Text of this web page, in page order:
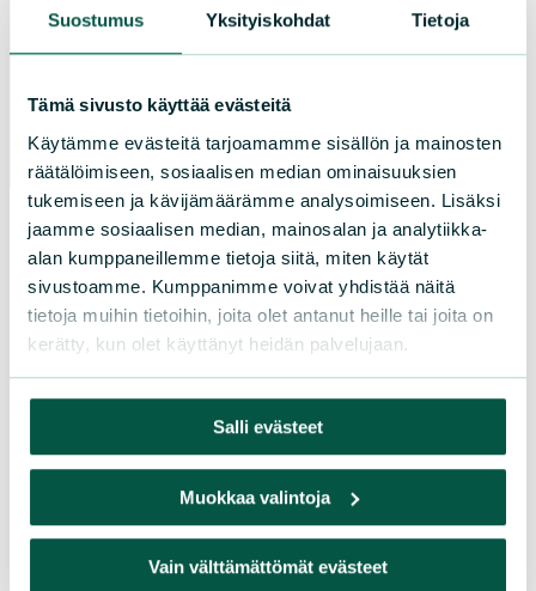
Suostumus Yksityiskohdat Tietoja
Tämä sivusto käyttää evästeitä
Käytämme evästeitä tarjoamamme sisällön ja mainosten
räätälöimiseen, sosiaalisen median ominaisuuksien
tukemiseen ja kävijämäärämme analysoimiseen. Lisäksi
jaamme sosiaalisen median, mainosalan ja analytiikka-
alan kumppaneillemme tietoja siitä, miten käytät
sivustoamme. Kumppanimme voivat yhdistää näitä
tietoja muihin tietoihin, joita olet antanut heille tai joita on
kerätty, kun olet käyttänyt heidän palvelujaan.
Salli evästeet
Muokkaa valintoja
Vain välttämättömät evästeet
Projektets budget
och finansiärer
Finlands naturskyddsförbunds Priodiversity LIFE -
projekts budget är 1 milj. euro. Projektets
huvudfinansiär är Europeiska unionen, och därtill fås
finansiering av Jord- och skogsbruksministeriet,